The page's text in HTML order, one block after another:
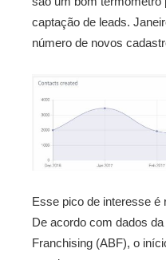
captação de leads.
número de novos
Esse pico de interesse é
De acordo com dados
Franchising (ABF), o